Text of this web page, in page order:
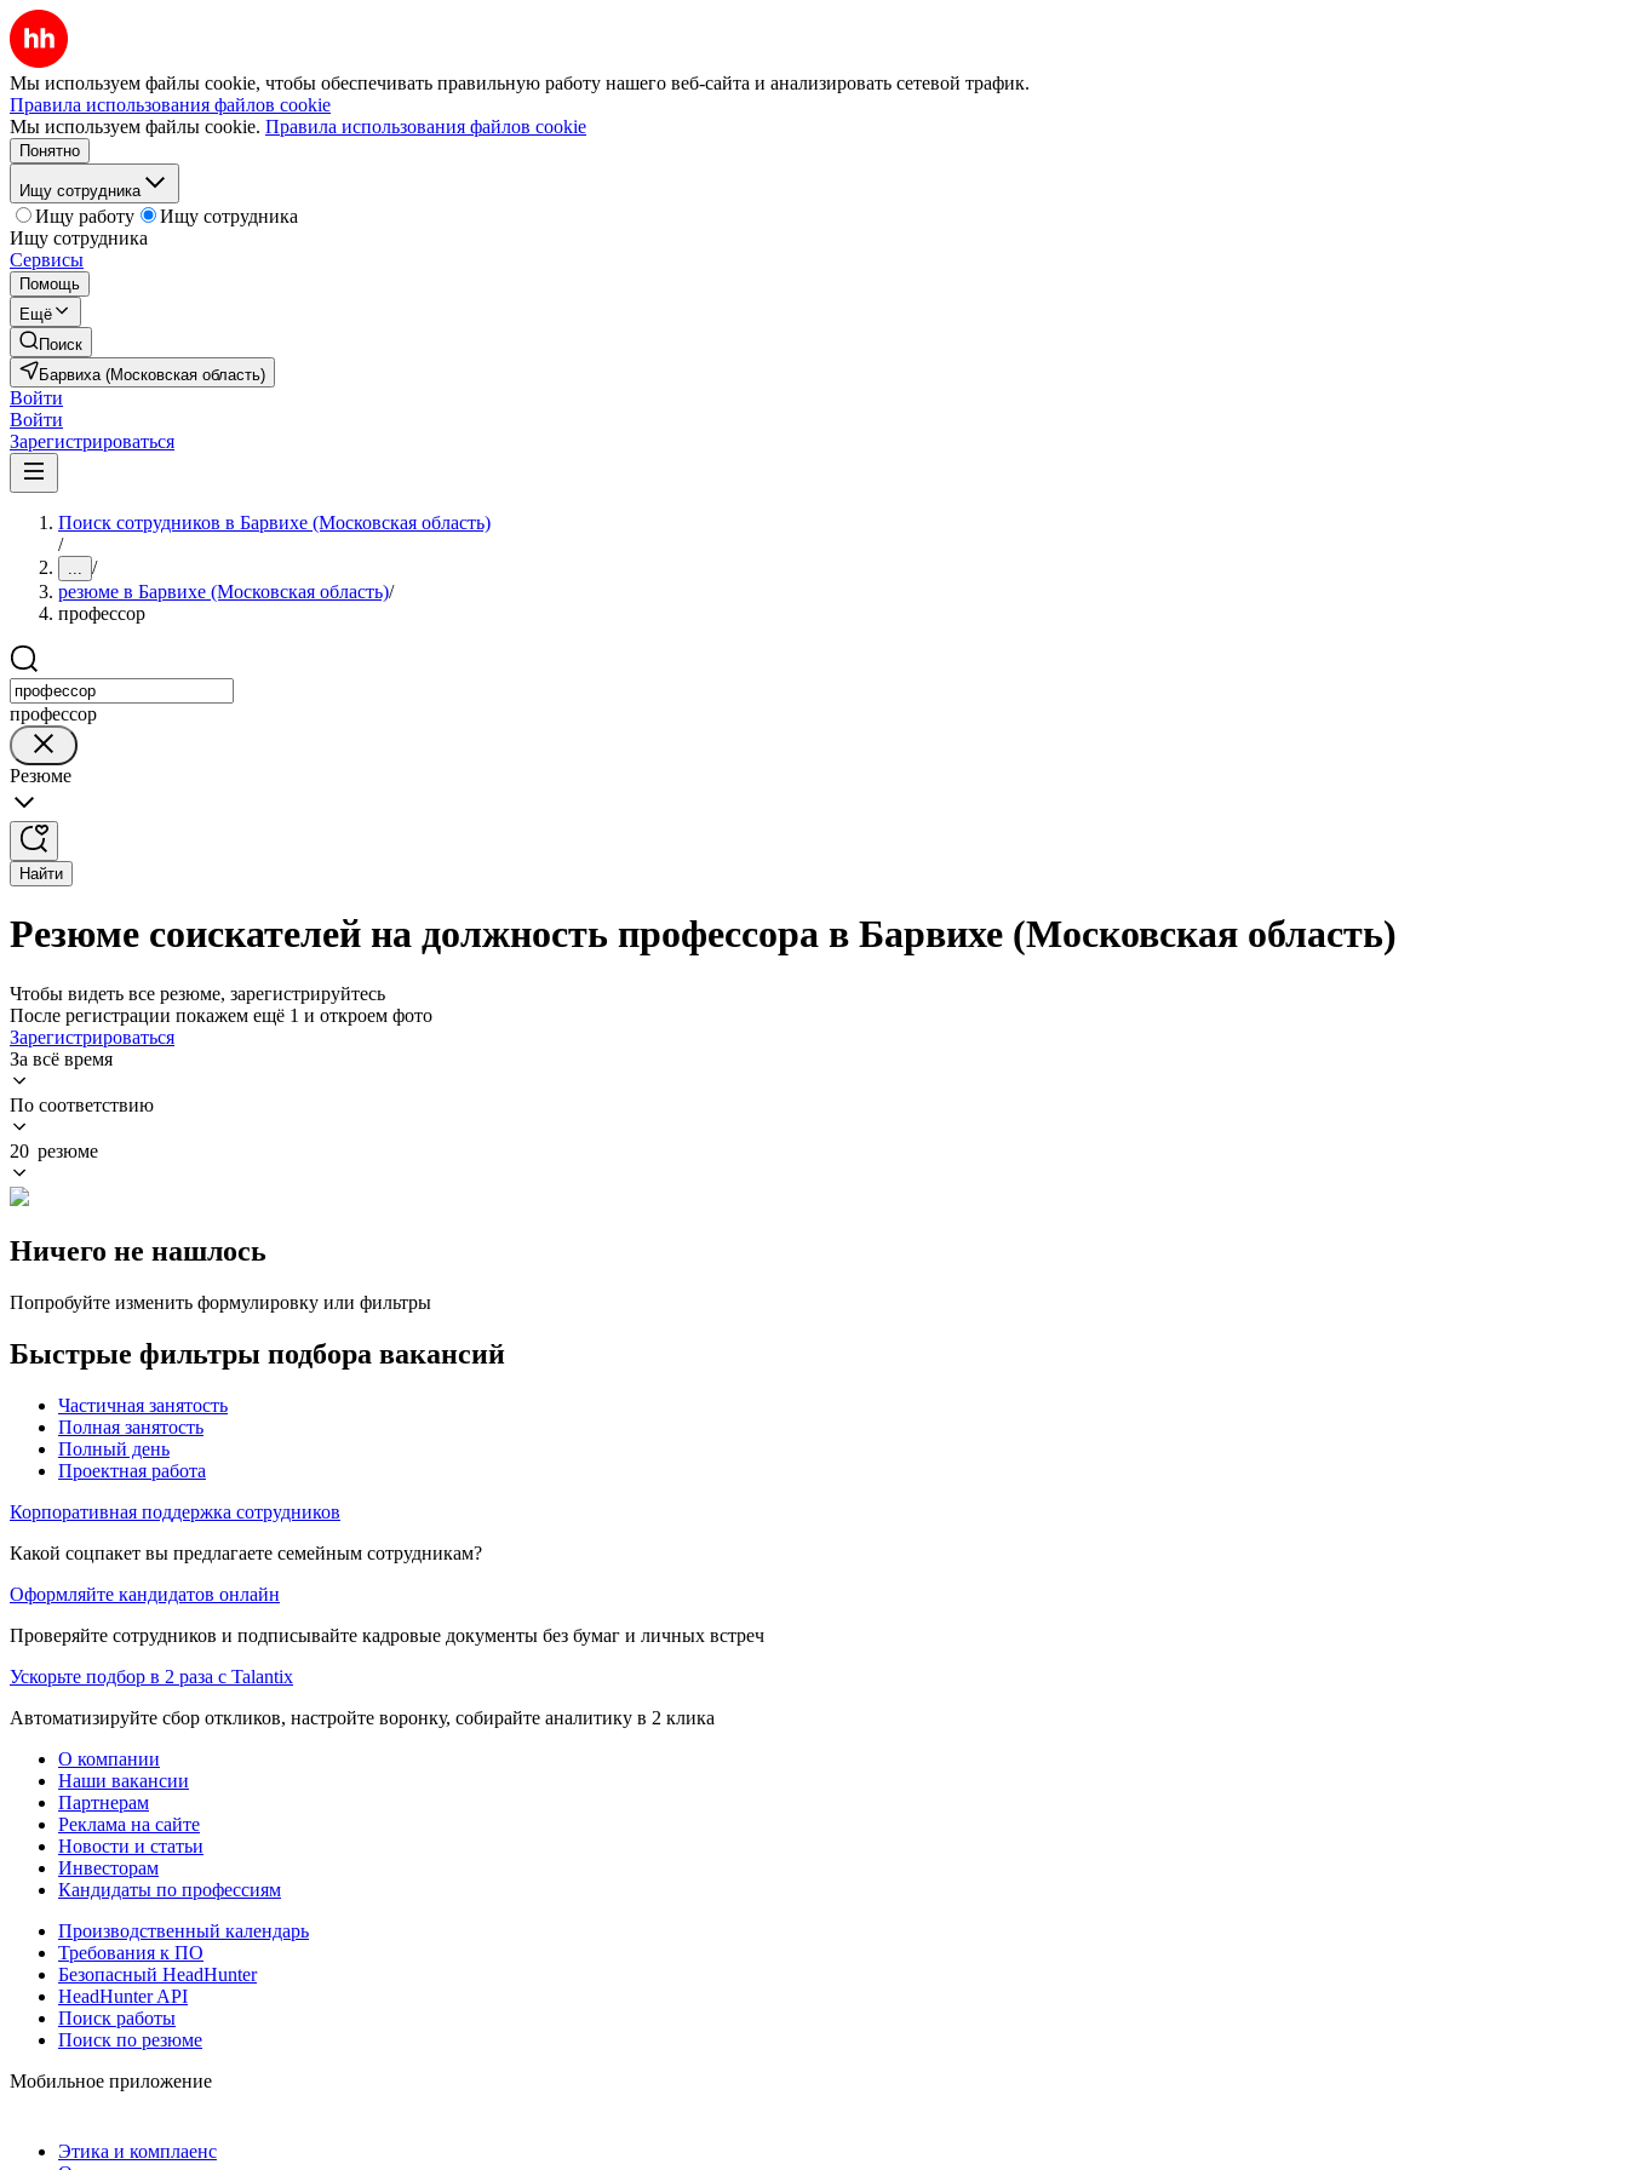
Мы используем файлы cookie, чтобы обеспечивать правильную работу нашего веб-сайта и анализировать сетевой трафик.
Правила использования файлов cookie
Мы используем файлы cookie. Правила использования файлов cookie
Понятно
Ищу сотрудника
Ищу работу
Ищу сотрудника
Ищу сотрудника
Сервисы
Помощь
Ещё
Поиск
Барвиха (Московская область)
Войти
Войти
Зарегистрироваться
Поиск сотрудников в Барвихе (Московская область)
/
... /
резюме в Барвихе (Московская область)/
профессор
профессор
Резюме
Найти
Резюме соискателей на должность профессора в Барвихе (Московская область)
Чтобы видеть все резюме, зарегистрируйтесь
После регистрации покажем ещё 1 и откроем фото
Зарегистрироваться
За всё время
По соответствию
20 резюме
Ничего не нашлось
Попробуйте изменить формулировку или фильтры
Быстрые фильтры подбора вакансий
Частичная занятость
Полная занятость
Полный день
Проектная работа
Корпоративная поддержка сотрудников
Какой соцпакет вы предлагаете семейным сотрудникам?
Оформляйте кандидатов онлайн
Проверяйте сотрудников и подписывайте кадровые документы без бумаг и личных встреч
Ускорьте подбор в 2 раза с Talantix
Автоматизируйте сбор откликов, настройте воронку, собирайте аналитику в 2 клика
О компании
Наши вакансии
Партнерам
Реклама на сайте
Новости и статьи
Инвесторам
Кандидаты по профессиям
Производственный календарь
Требования к ПО
Безопасный HeadHunter
HeadHunter API
Поиск работы
Поиск по резюме
Мобильное приложение
Этика и комплаенс